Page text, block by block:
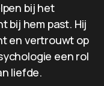
bij het
bij hem past. Hij
en vertrouwt op
een rol
liefde.